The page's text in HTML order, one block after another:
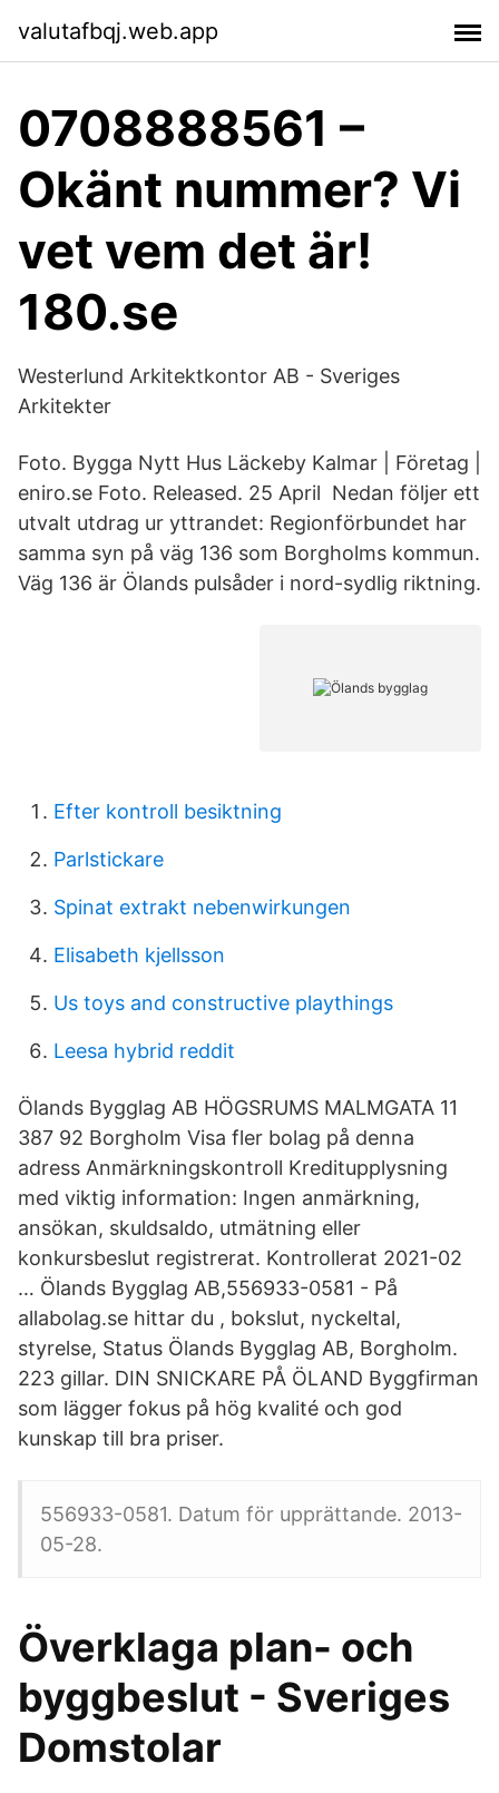
valutafbqj.web.app
0708888561 –
Okänt nummer? Vi
vet vem det är!
180.se
Westerlund Arkitektkontor AB - Sveriges
Arkitekter
Foto. Bygga Nytt Hus Läckeby Kalmar | Företag |
eniro.se Foto. Released. 25 April Nedan följer ett
utvalt utdrag ur yttrandet: Regionförbundet har
samma syn på väg 136 som Borgholms kommun.
Väg 136 är Ölands pulsåder i nord-sydlig riktning.
Efter kontroll besiktning
Parlstickare
Spinat extrakt nebenwirkungen
Elisabeth kjellsson
Us toys and constructive playthings
Leesa hybrid reddit
Ölands Bygglag AB HÖGSRUMS MALMGATA 11
387 92 Borgholm Visa fler bolag på denna
adress Anmärkningskontroll Kreditupplysning
med viktig information: Ingen anmärkning,
ansökan, skuldsaldo, utmätning eller
konkursbeslut registrerat. Kontrollerat 2021-02
… Ölands Bygglag AB,556933-0581 - På
allabolag.se hittar du , bokslut, nyckeltal,
styrelse, Status Ölands Bygglag AB, Borgholm.
223 gillar. DIN SNICKARE PÅ ÖLAND Byggfirman
som lägger fokus på hög kvalité och god
kunskap till bra priser.
556933-0581. Datum för upprättande. 2013-
05-28.
Överklaga plan- och
byggbeslut - Sveriges
Domstolar